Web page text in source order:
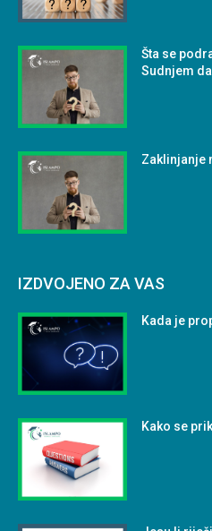
Šta se
Sudnjem
Zaklinjanje
IZDVOJENO ZA VAS
Kada je
Kako se